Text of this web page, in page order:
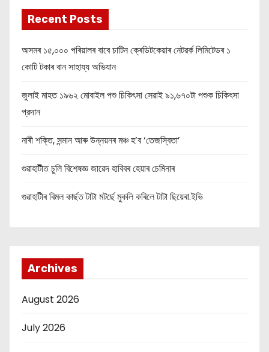
Recent Posts
অসমৰ ১৫,০০০ পৰিয়ালৰ বাবে চাটিন ক্ৰেডিটকেয়াৰ নেটৱৰ্ক লিমিটেডৰ ১
কোটি টকাৰ বান সাহায্য অভিযান
জুলাই মাহত ১৯৬২ মোবাইল পশু চিকিৎসা সেৱাই ৯১,৬৭০টা পশুক চিকিৎসা
প্রদান
নাৰী শক্তি, সন্মান আৰু উন্নয়নৰ মঞ্চ হ’ব ‘তেজস্বিতা’
গুৱাহাটীত চুলি বিশেষজ্ঞ জাৱেদ হাবিবৰ হেয়াৰ চেমিনাৰ
গুৱাহাটীৰ বিমল কাৰ্ছত টাটা মটৰ্ছে মুকলি কৰিলে টাটা ছিয়েৰা.ইভি
Archives
August 2026
July 2026